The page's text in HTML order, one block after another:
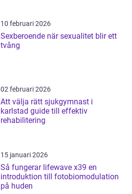
10 februari 2026
Sexberoende när sexualitet blir ett
tvång
02 februari 2026
Att välja rätt sjukgymnast i
karlstad guide till effektiv
rehabilitering
15 januari 2026
Så fungerar lifewave x39 en
introduktion till fotobiomodulation
på huden